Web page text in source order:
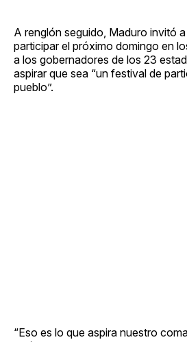
A renglón seguido, Maduro invitó
participar el próximo domingo en
a los gobernadores de los 23
aspirar que sea “un festival de
pueblo”.
“Eso es lo que aspira nuestro